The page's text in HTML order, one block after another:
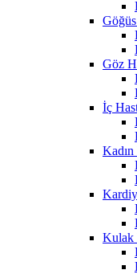
Göz
İç
Kulak